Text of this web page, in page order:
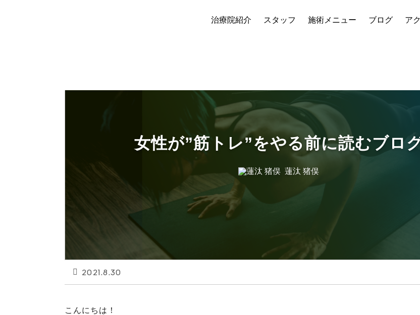
治療院紹介 スタッフ 施術メニュー ブログ ア
女性が”筋トレ”をやる前に読むブロ
蓮汰 猪俣
2021.8.30
こんにちは！